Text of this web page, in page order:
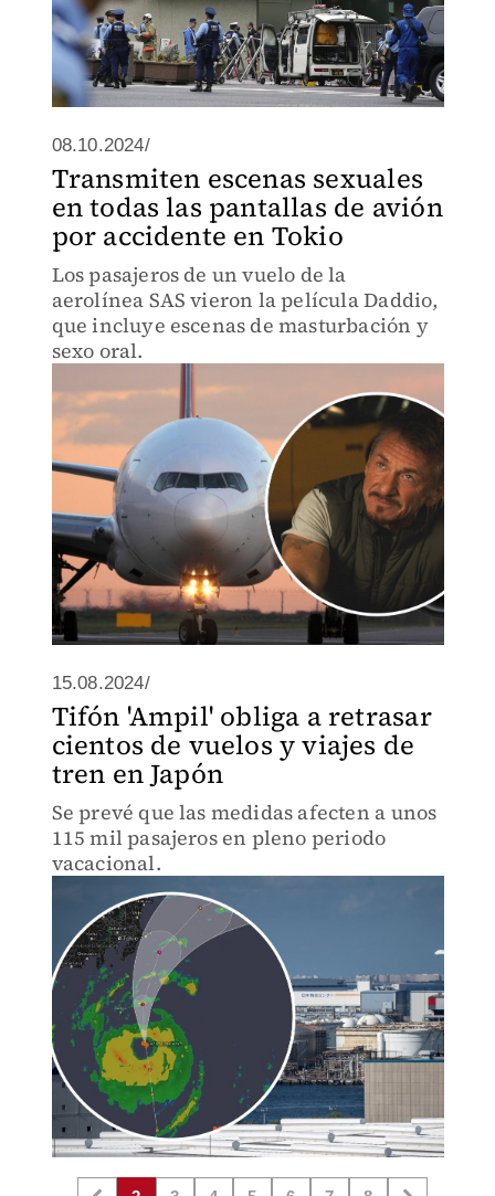
08.10.2024/
Transmiten escenas sexuales
en todas las pantallas de avión
por accidente en Tokio
Los pasajeros de un vuelo de la
aerolínea SAS vieron la película Daddio,
que incluye escenas de masturbación y
sexo oral.
15.08.2024/
Tifón 'Ampil' obliga a retrasar
cientos de vuelos y viajes de
tren en Japón
Se prevé que las medidas afecten a unos
115 mil pasajeros en pleno periodo
vacacional.